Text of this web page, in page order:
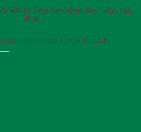
RW 11, Desa Kendalrejo, Kec. Talun. Kab.
Blitar.
menghubungi kontak dibawah: